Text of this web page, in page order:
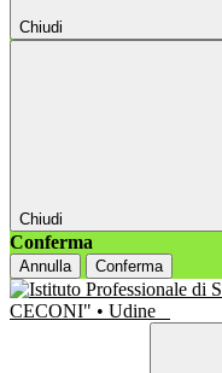
Chiudi
Chiudi
Conferma
Annulla Conferma
CECONI" • Udine